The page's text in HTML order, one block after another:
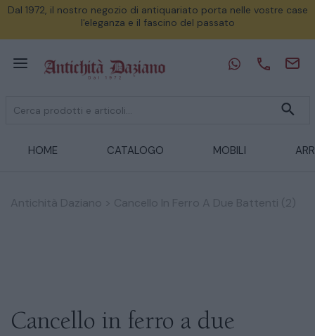
Dal 1972, il nostro negozio di antiquariato porta nelle vostre case
l'eleganza e il fascino del passato
HOME CATALOGO MOBILI
Antichità Daziano Cancello In Ferro A Due Battenti (2)
Cancello in ferro a due